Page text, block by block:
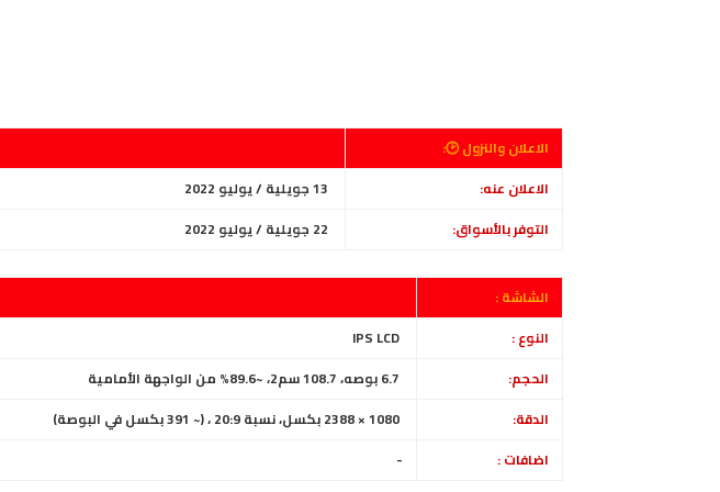
الاعلان والنزول 🕑:
الاعلان عنه:
التوفر بالأسواق:
الشاشة :
النوع :
IPS LCD
الحجم:
6.7 بوصه، 108.7 سم2، ~89.6% من الواجهة الأمامية
الدقة:
1080 × 2388 بكسل، نسبة 20:9 ، (~ 391 بكسل في البوصة)
اضافات :
-